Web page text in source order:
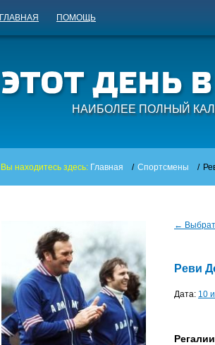
ГЛАВНАЯ ПОМОЩЬ
НАИБОЛЕЕ ПОЛНЫЙ
Вы находитесь здесь: Главная / Спортсмены /
←
Реви
Дата: 10